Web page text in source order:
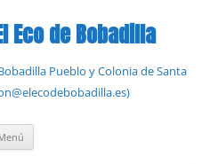
Eco de Bobadilla
Pueblo y Colonia de Santa